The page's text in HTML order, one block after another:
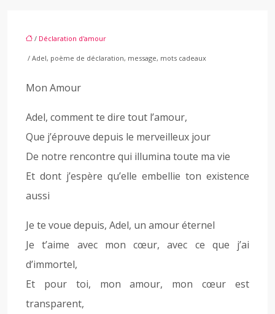
/ Déclaration d'amour
/ Adel, poème de déclaration, message, mots cadeaux
Mon Amour
Adel, comment te dire tout l’amour,
Que j’éprouve depuis le merveilleux jour
De notre rencontre qui illumina toute ma vie
Et dont j’espère qu’elle embellie ton existence
aussi
Je te voue depuis, Adel, un amour éternel
Je t’aime avec mon cœur, avec ce que j’ai
d’immortel,
Et pour toi, mon amour, mon cœur est
transparent,